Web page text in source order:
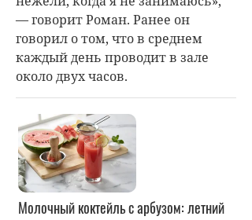
— говорит Роман. Ранее он
говорил о том, что в среднем
каждый день проводит в зале
около двух часов.